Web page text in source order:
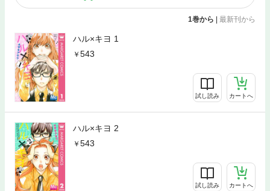
1巻から 最新刊から
ハル×キヨ 1
543
試し読み カートへ
ハル×キヨ 2
543
試し読み カートへ